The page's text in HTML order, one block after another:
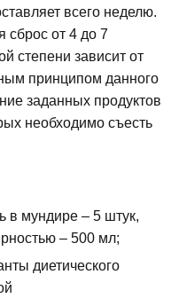
всего неделю.
сброс от 4 до 7
степени зависит от
принципом данного
заданных продуктов
необходимо съесть
в мундире – 5 штук,
– 500 мл;